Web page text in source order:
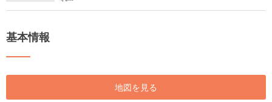
基本情報
地図を見る